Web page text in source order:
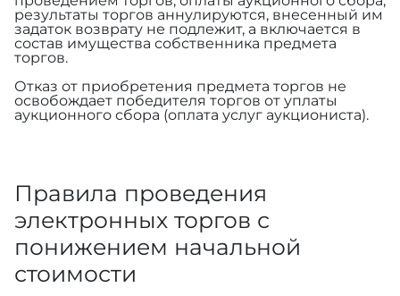
результаты торгов аннулируются, внесенный им
задаток возврату не подлежит, а включается в
состав имущества собственника предмета
торгов.
Отказ от приобретения предмета торгов не
освобождает победителя торгов от уплаты
аукционного сбора (оплата услуг аукциониста).
Правила проведения
электронных торгов с
понижением начальной
стоимости